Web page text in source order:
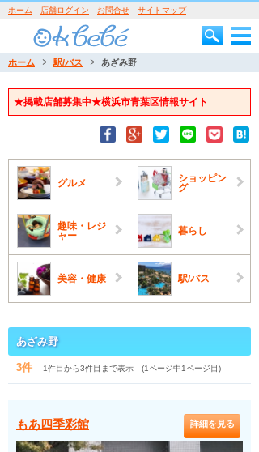
ホーム 店舗ログイン お問合せ サイトマップ
ホーム 駅/バス あざみ野
★掲載店舗募集中★横浜市青葉区情報サイト
グルメ
ショッピン
グ
趣味・レジ
ャー
暮らし
美容・健康 駅/バス
あざみ野
3件 1件目から3件目まで表示 (1ページ中1ページ目)
もあ四季彩館 詳細を見る